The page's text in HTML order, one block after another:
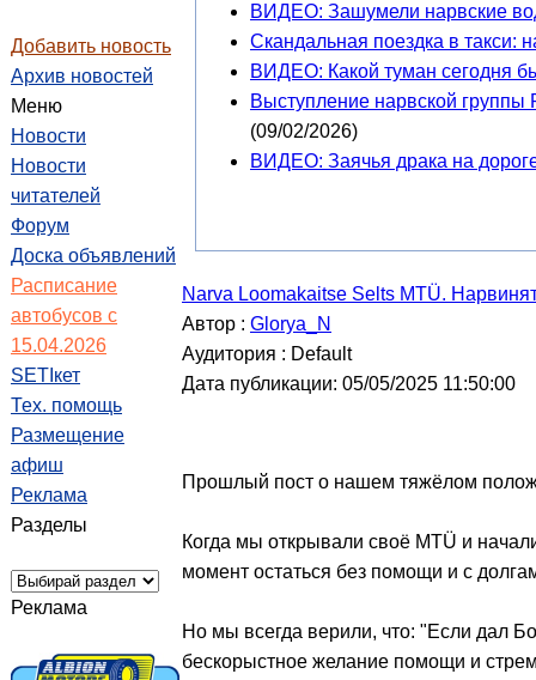
Добавить новость
Архив новостей
Меню
Новости
Новости
читателей
Форум
Доска объявлений
Расписание
автобусов с
15.04.2026
SETIкет
Тех. помощь
Размещение
афиш
Реклама
Разделы
Реклама
ВИДЕО: Зашумели нарвские
Скандальная поездка в такси:
ВИДЕО: Какой туман сегодня
Выступление нарвской
(09/02/2026)
ВИДЕО: Заячья драка на
Narva Loomakaitse Selts MTÜ.
Автор : Glorya_N
Аудитория : Default
Дата публикации: 05/05/2025 11:50:00
Прошлый пост о нашем тяжёлом
Когда мы открывали своё MTÜ и
момент остаться без помощи и с
Но мы всегда верили, что: "Если дал
бескорыстное желание помощи и